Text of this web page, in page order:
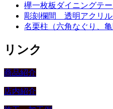
欅一枚板ダイニングテ
彫刻欄間 透明アクリル
名栗柱（六角なぐり、
リンク
商品紹介
店内紹介